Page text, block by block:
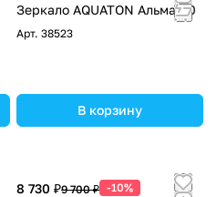
Зеркало AQUATON Альма 40
Арт. 38523
В корзину
8 730 ₽9 700 ₽ -10%